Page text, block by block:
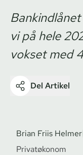
vi på hele
vokset med
Del Artikel
Brian Friis Helmer
Privatøkonom